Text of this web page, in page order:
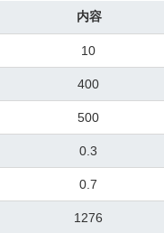
内容
10
400
500
0.3
0.7
1276